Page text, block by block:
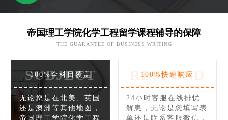
帝国理工学院化学工程留学课程辅导的保障
THE GUARANTEE OF BUSINESS WRITING
SUBJECT
100%全科目覆盖
无论您是在北美、英国
还是澳洲等其他地图，
帝国理工学院化学工程
RESPOND
100%快速响应
24小时客服在线排忧
解患，无论是您填写表
单还是联系客服微信，